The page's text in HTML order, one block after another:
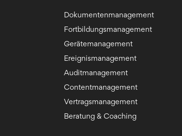
Dokumentenmanagement
Fortbildungsmanagement
Gerätemanagement
Ereignismanagement
Auditmanagement
Contentmanagement
Vertragsmanagement
Beratung & Coaching